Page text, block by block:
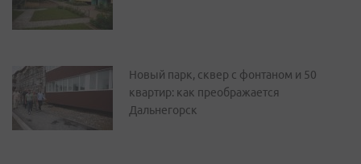
Новый парк, сквер с фонтаном и 50
квартир: как преображается
Дальнегорск